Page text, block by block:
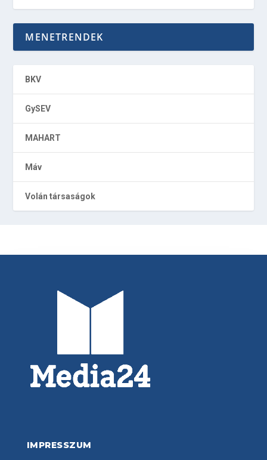
MENETRENDEK
BKV
GySEV
MAHART
Máv
Volán társaságok
IMPRESSZUM